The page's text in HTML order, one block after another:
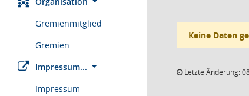
Gremienmitglied
Gremien
Impressum...
Impressum
Keine Daten
Letzte Änderung: